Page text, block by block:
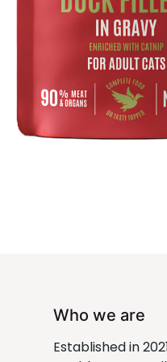
Who we are
Established in